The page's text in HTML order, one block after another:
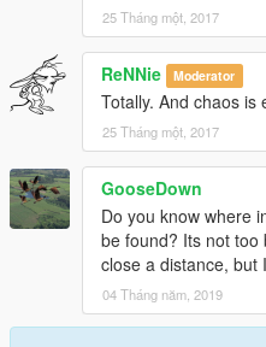
25 Tháng một, 2017
ReNNie Moderator
Totally. And chaos is
25 Tháng một, 2017
GooseDown
Do you know where
be found? Its not
close a distance, but
04 Tháng năm, 2019